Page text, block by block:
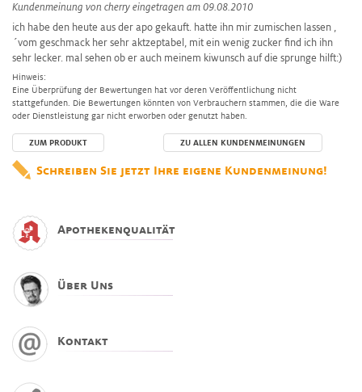
Kundenmeinung von cherry eingetragen am 09.08.2010
ich habe den heute aus der apo gekauft. hatte ihn mir zumischen lassen ,
´vom geschmack her sehr aktzeptabel, mit ein wenig zucker find ich ihn
sehr lecker. mal sehen ob er auch meinem kiwunsch auf die sprunge hilft:)
Hinweis:
Eine Überprüfung der Bewertungen hat vor deren Veröffentlichung nicht
stattgefunden. Die Bewertungen könnten von Verbrauchern stammen, die die Ware
oder Dienstleistung gar nicht erworben oder genutzt haben.
ZUM PRODUKT ZU ALLEN KUNDENMEINUNGEN
Schreiben Sie jetzt Ihre eigene Kundenmeinung!
Apothekenqualität
Über Uns
Kontakt